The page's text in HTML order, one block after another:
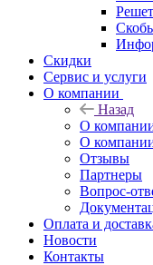
Скидки
Сервис и услуги
О компании
Назад
О
О
Отзывы
Партнеры
Вопрос-
Оплата и
Новости
Контакты